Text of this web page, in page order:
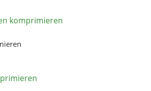
komprimieren